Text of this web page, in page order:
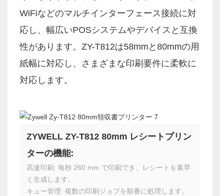
WiFiなどのマルチインターフェース接続に対
応し、幅広いPOSシステムやデバイスと互換
性があります。ZY-T812は58mmと80mmの用
紙幅に対応し、さまざまな印刷要件に柔軟に
対応します。
ZYWELL ZY-T812 80mm レシートプリン
ターの機能:
高速印刷: 毎秒 260 mm で印刷でき、レシートを素早
く生成します。
キュー管理: 複数の印刷ジョブを順番に処理します。